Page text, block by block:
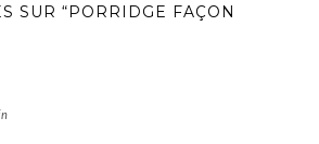
SUR “PORRIDGE FAÇON